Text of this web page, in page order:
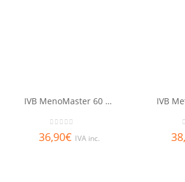
IVB MenoMaster 60 cáps
0 out of 5
36,90€ IVA inc.
0